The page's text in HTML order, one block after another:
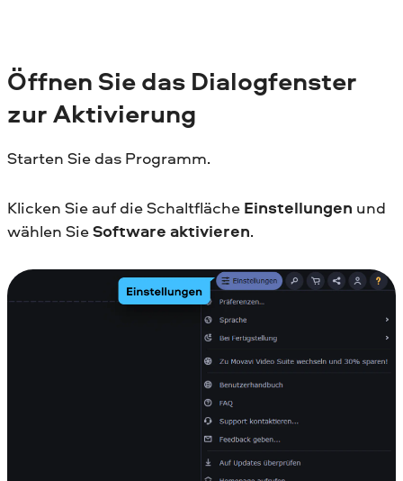
Öffnen Sie das Dialogfenster
zur Aktivierung
Starten Sie das Programm.
Klicken Sie auf die Schaltfläche Einstellungen und
wählen SieSoftware aktivieren.